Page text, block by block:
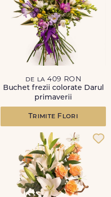
de la 409 RON
Buchet frezii colorate Darul
primaverii
Trimite Flori